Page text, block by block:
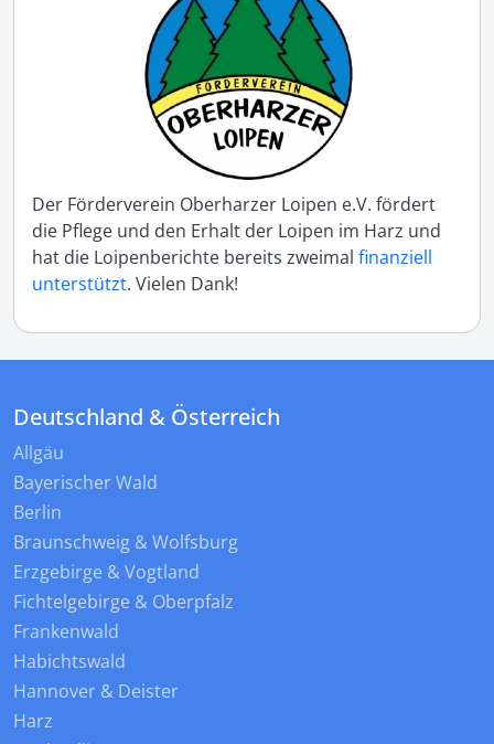
Der Förderverein Oberharzer Loipen e.V. fördert
die Pflege und den Erhalt der Loipen im Harz und
hat die Loipenberichte bereits zweimal finanziell
unterstützt. Vielen Dank!
Deutschland & Österreich
Allgäu
Bayerischer Wald
Berlin
Braunschweig & Wolfsburg
Erzgebirge & Vogtland
Fichtelgebirge & Oberpfalz
Frankenwald
Habichtswald
Hannover & Deister
Harz